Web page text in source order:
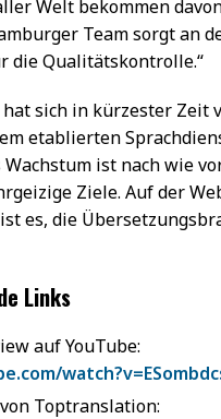
Welt bekommen
Team sorgt an
die Qualitätskontrolle.“
sich in kürzester Zeit
etablierten
ist nach wie
Ziele. Auf der
es, die
Links
auf YouTube:
Toptranslation: